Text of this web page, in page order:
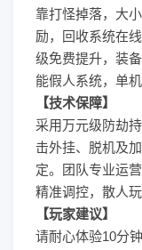
靠打怪掉落，大
励，回收系统在
级免费提升，装
能假人系统，单机
【技术保障】
采用万元级防劫
击外挂、脱机及
定。团队专业运
精准调控，散人
【玩家建议】
请耐心体验10分